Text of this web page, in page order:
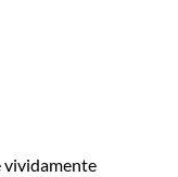
vividamente